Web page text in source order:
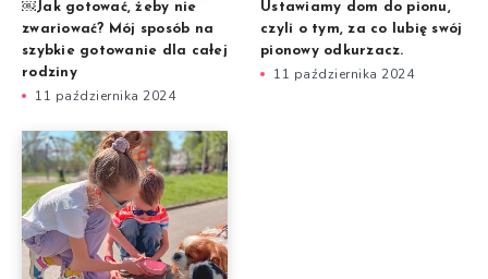
￼Jak gotować, żeby nie
zwariować? Mój sposób na
szybkie gotowanie dla całej
rodziny
11 października 2024
Ustawiamy dom do pionu,
czyli o tym, za co lubię swój
pionowy odkurzacz.
11 października 2024